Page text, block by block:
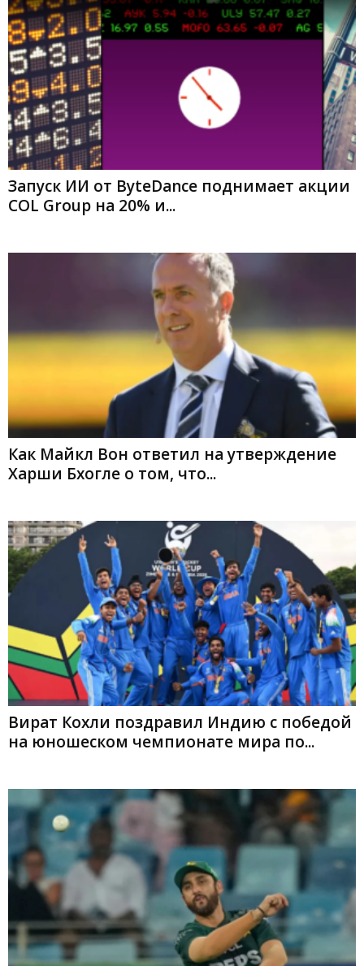
Запуск ИИ от ByteDance поднимает акции
COL Group на 20% и...
Как Майкл Вон ответил на утверждение
Харши Бхогле о том, что...
Вират Кохли поздравил Индию с победой
на юношеском чемпионате мира по...